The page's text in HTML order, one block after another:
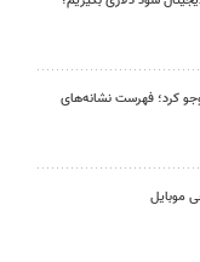
کرد؛ فهرست نشانه‌های
موبایل